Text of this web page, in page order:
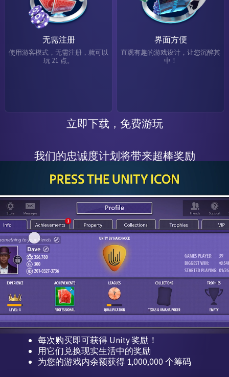
无需注册
使用游客模式，无需注册，就可以
玩 21 点。
界面方便
直观有趣的游戏设计，让您沉醉其
中！
立即下载，免费游玩
我们的忠诚度计划将带来超棒奖励
每次购买即可获得 Unity 奖励！
用它们兑换现实生活中的奖励
为您的游戏内余额获得 1,000,000 个筹码